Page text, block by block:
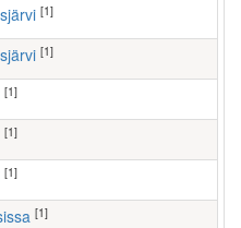
[1]
[1]
[1]
[1]
[1]
[1]